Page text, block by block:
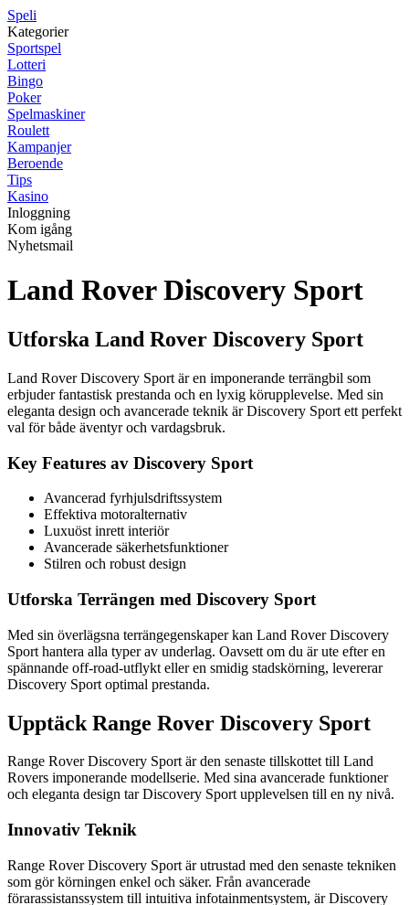
Speli
Kategorier
Sportspel
Lotteri
Bingo
Poker
Spelmaskiner
Roulett
Kampanjer
Beroende
Tips
Kasino
Inloggning
Kom igång
Nyhetsmail
Land Rover Discovery Sport
Utforska Land Rover Discovery Sport
Land Rover Discovery Sport är en imponerande terrängbil som
erbjuder fantastisk prestanda och en lyxig körupplevelse. Med sin
eleganta design och avancerade teknik är Discovery Sport ett perfekt
val för både äventyr och vardagsbruk.
Key Features av Discovery Sport
Avancerad fyrhjulsdriftssystem
Effektiva motoralternativ
Luxuöst inrett interiör
Avancerade säkerhetsfunktioner
Stilren och robust design
Utforska Terrängen med Discovery Sport
Med sin överlägsna terrängegenskaper kan Land Rover Discovery
Sport hantera alla typer av underlag. Oavsett om du är ute efter en
spännande off-road-utflykt eller en smidig stadskörning, levererar
Discovery Sport optimal prestanda.
Upptäck Range Rover Discovery Sport
Range Rover Discovery Sport är den senaste tillskottet till Land
Rovers imponerande modellserie. Med sina avancerade funktioner
och eleganta design tar Discovery Sport upplevelsen till en ny nivå.
Innovativ Teknik
Range Rover Discovery Sport är utrustad med den senaste tekniken
som gör körningen enkel och säker. Från avancerade
förarassistanssystem till intuitiva infotainmentsystem, är Discovery